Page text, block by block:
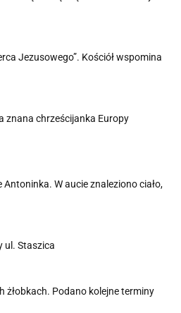
Jezusowego”. Kościół wspomina
znana chrześcijanka Europy
W aucie znaleziono ciało,
ul. Staszica
żłobkach. Podano kolejne terminy